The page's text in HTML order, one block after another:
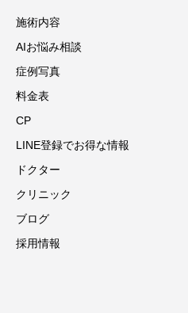
施術内容
AIお悩み相談
症例写真
料金表
CP
LINE登録でお得な情報
ドクター
クリニック
ブログ
採用情報